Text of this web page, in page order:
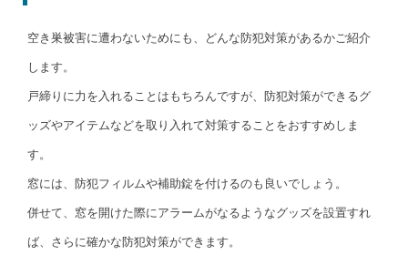
空き巣被害に遭わないためにも、どんな防犯対策があるかご紹介
します。
戸締りに力を入れることはもちろんですが、防犯対策ができるグ
ッズやアイテムなどを取り入れて対策することをおすすめしま
す。
窓には、防犯フィルムや補助錠を付けるのも良いでしょう。
併せて、窓を開けた際にアラームがなるようなグッズを設置すれ
ば、さらに確かな防犯対策ができます。